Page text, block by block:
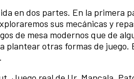
en dos partes. En la primera
sus mecánicas y
de mesa modernos que de
plantear otras formas de